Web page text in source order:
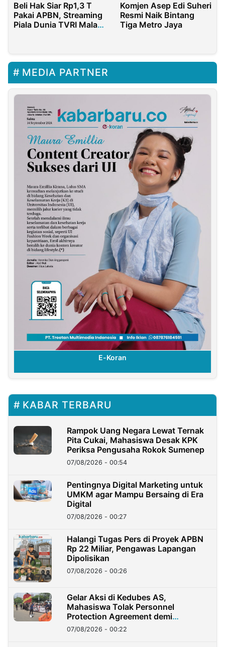
Beli Hak Siar Rp1,3 T
Pakai APBN, Streaming
Piala Dunia TVRI Malah
Komjen Asep Edi Suheri
Resmi Naik Bintang
Tiga Metro Jaya
MEDIA PARTNER
E-Koran
KABAR TERBARU
Rampok Uang Negara Lewat Ternak
Pita Cukai, Mahasiswa Desak KPK
Periksa Pengusaha Rokok Sumenep
07/08/2026 - 00:54
Pentingnya Digital Marketing untuk
UMKM agar Mampu Bersaing di Era
Digital
07/08/2026 - 00:27
Halangi Tugas Pers di Proyek APBN
Rp 22 Miliar, Pengawas Lapangan
Dipolisikan
07/08/2026 - 00:26
Gelar Aksi di Kedubes AS,
Mahasiswa Tolak Personnel
Protection Agreement demi
Kedaulatan Negara
07/08/2026 - 00:22